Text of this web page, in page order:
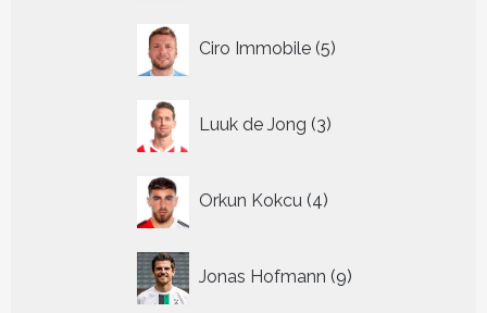
Ciro Immobile 5
producten
Luuk de Jong 3
producten
Orkun Kokcu 4
producten
Jonas Hofmann 9
producten